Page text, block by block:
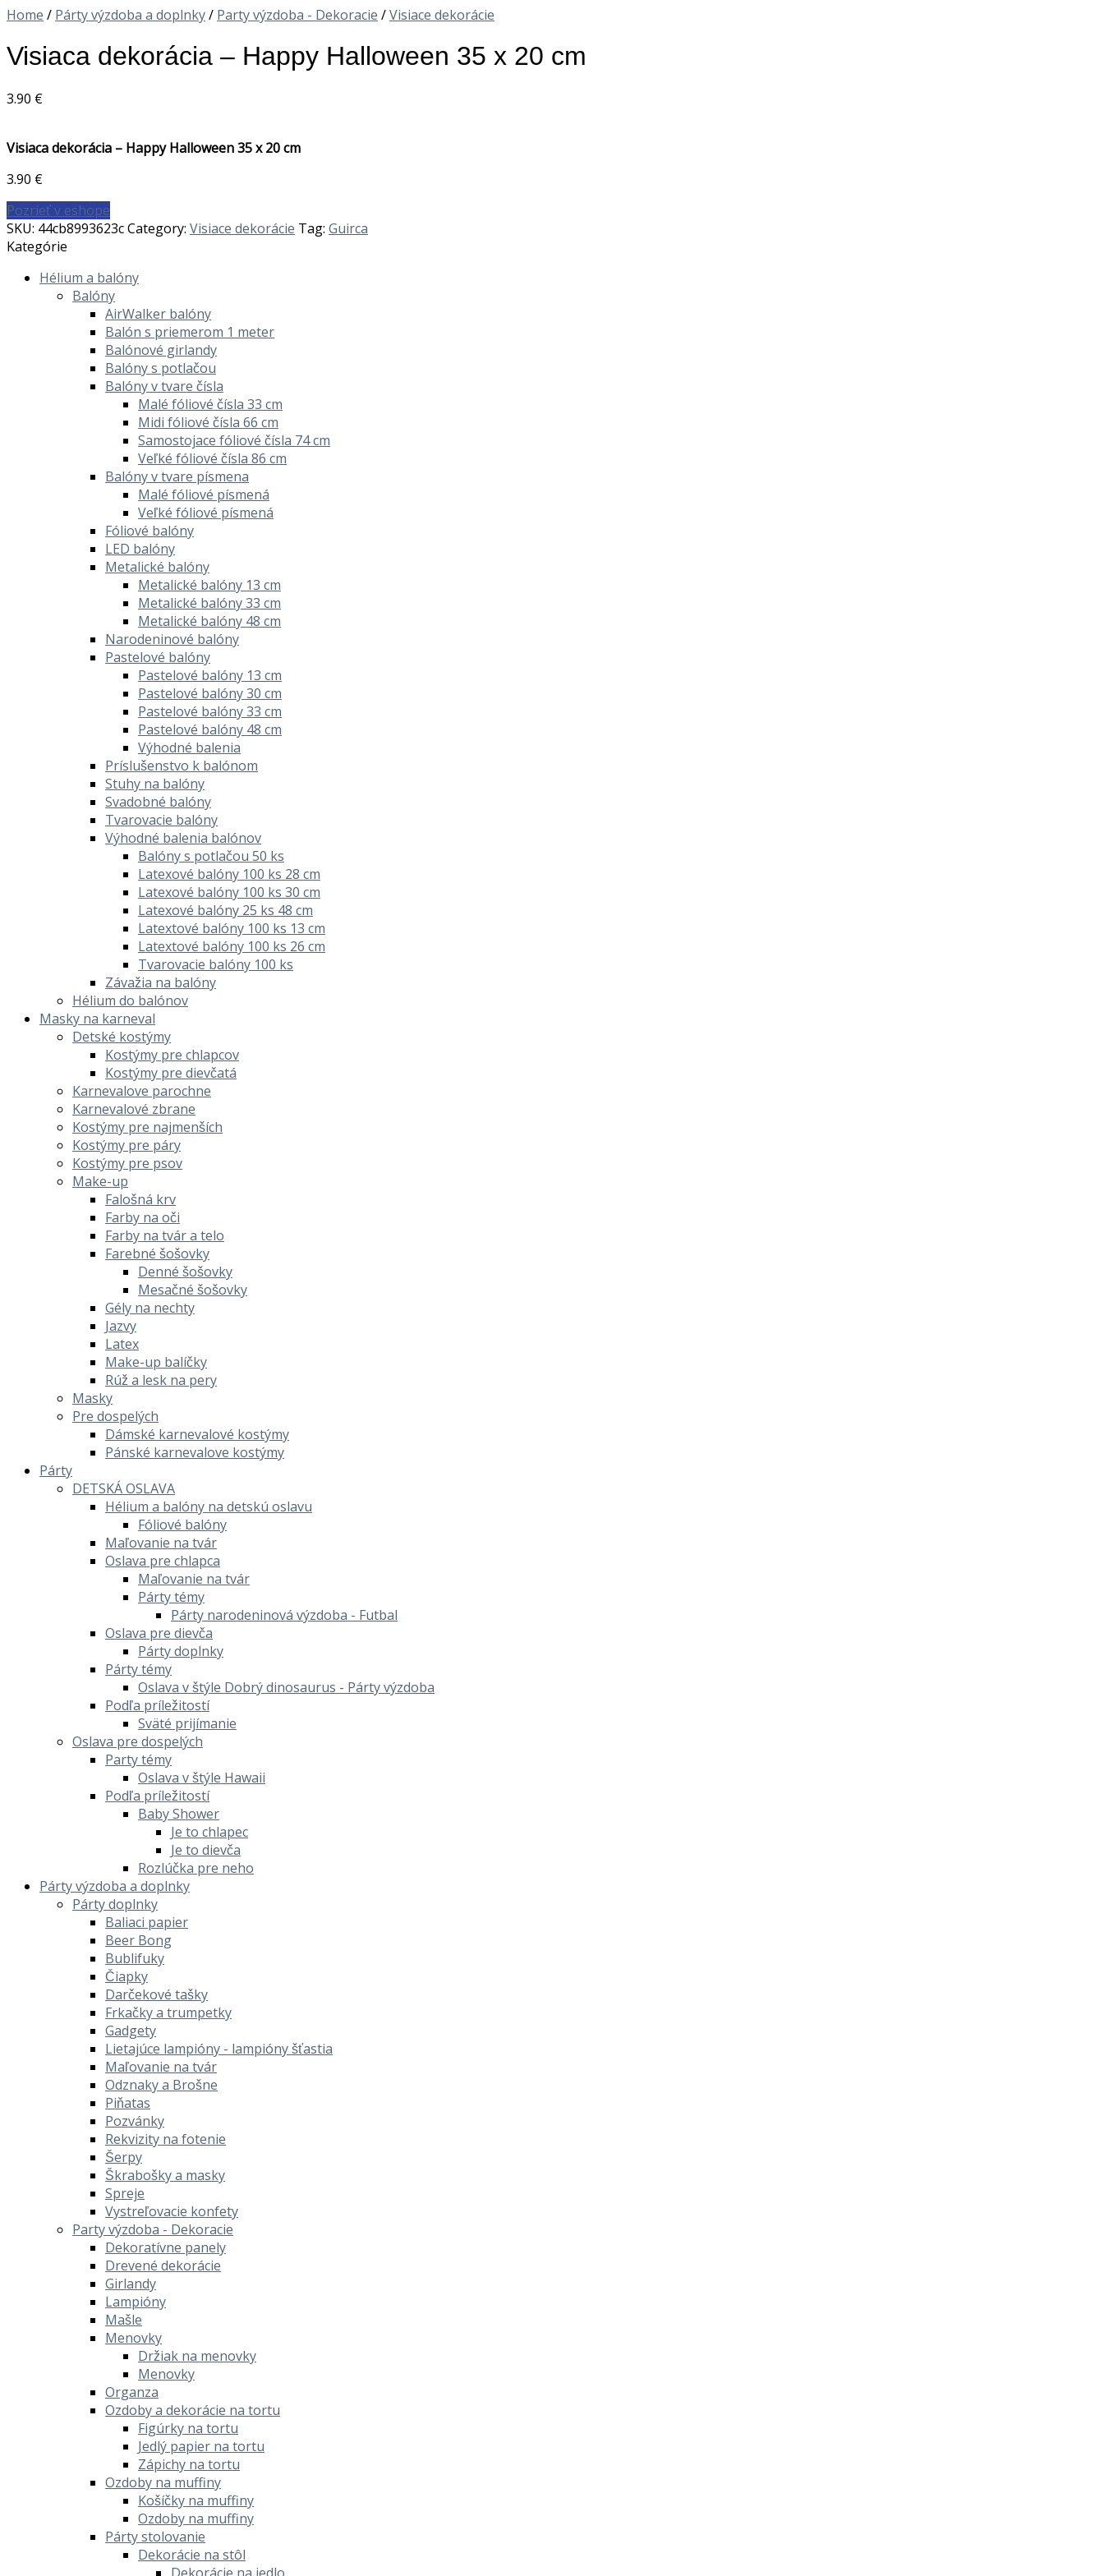
Home / Párty výzdoba a doplnky/ Party výzdoba - Dekoracie /Visiace dekorácie
Visiaca dekorácia – Happy Halloween 35 x 20 cm
3.90 €
Visiaca dekorácia – Happy Halloween 35 x 20 cm
3.90 €
Pozrieť v eshope
SKU: 44cb8993623cCategory: Visiace dekorácie Tag: Guirca
Kategórie
Hélium a balóny
Balóny
AirWalker balóny
Balón s priemerom 1 meter
Balónové girlandy
Balóny s potlačou
Balóny v tvare čísla
Malé fóliové čísla 33 cm
Midi fóliové čísla 66 cm
Samostojace fóliové čísla 74 cm
Veľké fóliové čísla 86 cm
Balóny v tvare písmena
Malé fóliové písmená
Veľké fóliové písmená
Fóliové balóny
LED balóny
Metalické balóny
Metalické balóny 13 cm
Metalické balóny 33 cm
Metalické balóny 48 cm
Narodeninové balóny
Pastelové balóny
Pastelové balóny 13 cm
Pastelové balóny 30 cm
Pastelové balóny 33 cm
Pastelové balóny 48 cm
Výhodné balenia
Príslušenstvo k balónom
Stuhy na balóny
Svadobné balóny
Tvarovacie balóny
Výhodné balenia balónov
Balóny s potlačou 50 ks
Latexové balóny 100 ks 28 cm
Latexové balóny 100 ks 30 cm
Latexové balóny 25 ks 48 cm
Latextové balóny 100 ks 13 cm
Latextové balóny 100 ks 26 cm
Tvarovacie balóny 100 ks
Závažia na balóny
Hélium do balónov
Masky na karneval
Detské kostýmy
Kostýmy pre chlapcov
Kostýmy pre dievčatá
Karnevalove parochne
Karnevalové zbrane
Kostýmy pre najmenších
Kostýmy pre páry
Kostýmy pre psov
Make-up
Falošná krv
Farby na oči
Farby na tvár a telo
Farebné šošovky
Denné šošovky
Mesačné šošovky
Gély na nechty
Jazvy
Latex
Make-up balíčky
Rúž a lesk na pery
Masky
Pre dospelých
Dámské karnevalové kostýmy
Pánské karnevalove kostýmy
Párty
DETSKÁ OSLAVA
Hélium a balóny na detskú oslavu
Fóliové balóny
Maľovanie na tvár
Oslava pre chlapca
Maľovanie na tvár
Párty témy
Párty narodeninová výzdoba - Futbal
Oslava pre dievča
Párty doplnky
Párty témy
Oslava v štýle Dobrý dinosaurus - Párty výzdoba
Podľa príležitostí
Sväté prijímanie
Oslava pre dospelých
Party témy
Oslava v štýle Hawaii
Podľa príležitostí
Baby Shower
Je to chlapec
Je to dievča
Rozlúčka pre neho
Párty výzdoba a doplnky
Párty doplnky
Baliaci papier
Beer Bong
Bublifuky
Čiapky
Darčekové tašky
Frkačky a trumpetky
Gadgety
Lietajúce lampióny - lampióny šťastia
Maľovanie na tvár
Odznaky a Brošne
Piňatas
Pozvánky
Rekvizity na fotenie
Šerpy
Škrabošky a masky
Spreje
Vystreľovacie konfety
Party výzdoba - Dekoracie
Dekoratívne panely
Drevené dekorácie
Girlandy
Lampióny
Mašle
Menovky
Držiak na menovky
Menovky
Organza
Ozdoby a dekorácie na tortu
Figúrky na tortu
Jedlý papier na tortu
Zápichy na tortu
Ozdoby na muffiny
Košíčky na muffiny
Ozdoby na muffiny
Párty stolovanie
Dekorácie na stôl